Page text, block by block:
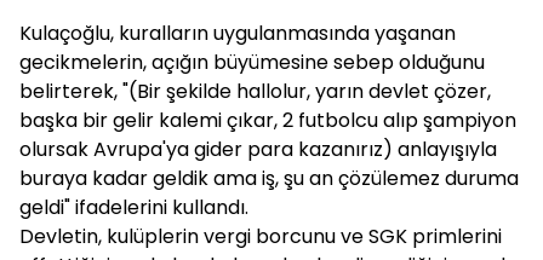
Kulaçoğlu, kuralların uygulanmasında yaşanan
gecikmelerin, açığın büyümesine sebep olduğunu
belirterek, "(Bir şekilde hallolur, yarın devlet çözer,
başka bir gelir kalemi çıkar, 2 futbolcu alıp şampiyon
olursak Avrupa'ya gider para kazanırız) anlayışıyla
buraya kadar geldik ama iş, şu an çözülemez duruma
geldi" ifadelerini kullandı.
Devletin, kulüplerin vergi borcunu ve SGK primlerini